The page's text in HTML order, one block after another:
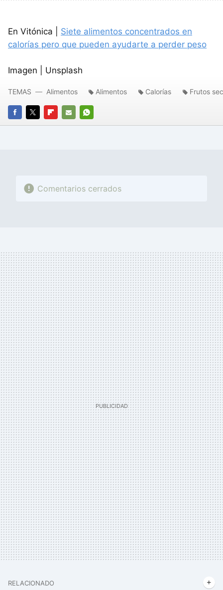
En Vitónica | Siete alimentos concentrados en
calorías pero que pueden ayudarte a perder peso
Imagen | Unsplash
FACEBOOK
TWITTERFLIPBOARD
E-
WHATSAPP
TEMAS Alimentos Alimentos Calorías Frutos
Comentarios cerrados
RELACIONADO